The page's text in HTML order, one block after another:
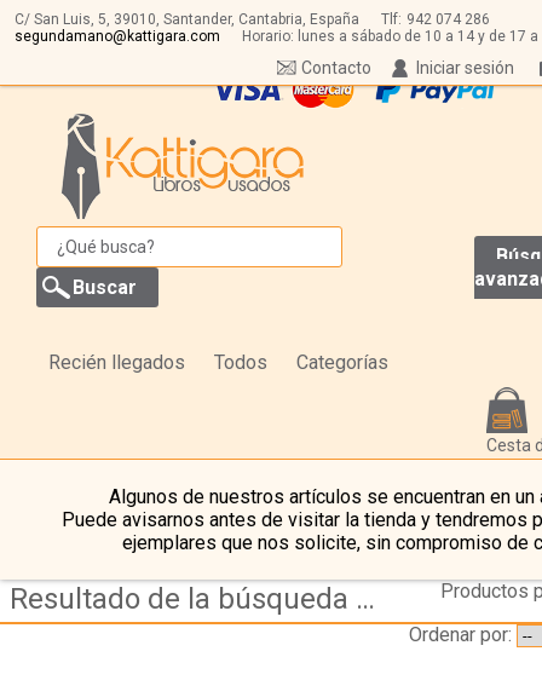
C/ San Luis, 5, 39010, Santander, Cantabria, España Tlf: 942 074 286
segundamano@kattigara.com
Horario: lunes a sábado de 10 a 14 y de 17 a
Iniciar sesión
Contacto
Recién llegados Todos Categorías
Cesta
Algunos de nuestros artículos se encuentran en un
Puede avisarnos antes de visitar la tienda y tendremos
ejemplares que nos solicite, sin compromiso de
Resultado de la búsqueda de autor salverius,-louis---caivun,-raoul
Productos
Ordenar por: